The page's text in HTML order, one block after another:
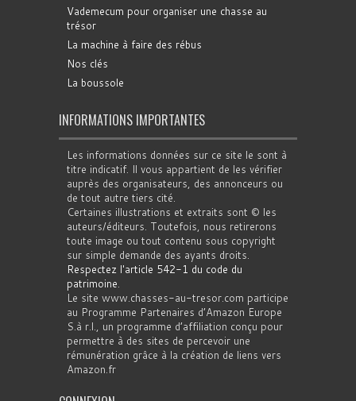
Vademecum pour organiser une chasse au
trésor
La machine à faire des rébus
Nos clés
La boussole
INFORMATIONS IMPORTANTES
Les informations données sur ce site le sont à
titre indicatif. Il vous appartient de les vérifier
auprès des organisateurs, des annonceurs ou
de tout autre tiers cité.
Certaines illustrations et extraits sont © les
auteurs/éditeurs. Toutefois, nous retirerons
toute image ou tout contenu sous copyright
sur simple demande des ayants droits.
Respectez l'article 542-1 du code du
patrimoine.
Le site www.chasses-au-tresor.com participe
au Programme Partenaires d’Amazon Europe
S.à r.l., un programme d’affiliation conçu pour
permettre à des sites de percevoir une
rémunération grâce à la création de liens vers
Amazon.fr